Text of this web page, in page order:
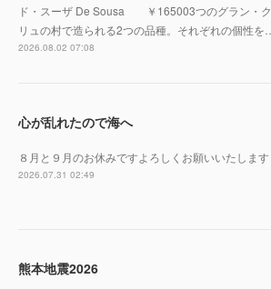
ド・スーザ De Sousa ￥165003つのグラン・ク
リュの村で造られる2つの品種。それぞれの個性を…
2026.08.02 07:08
心が乱れたので海へ
８月と９月のお休みですよろしくお願いいたします
2026.07.31 02:49
熊本地震2026